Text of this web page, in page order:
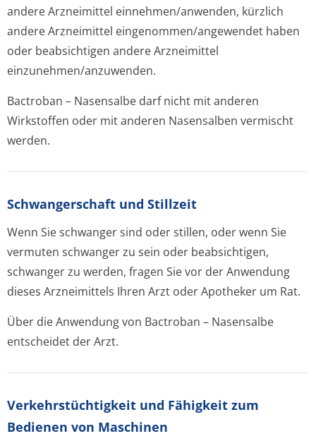
andere Arzneimittel einnehmen/anwenden, kürzlich
andere Arzneimittel eingenommen/an­gewendet haben
oder beabsichtigen andere Arzneimittel
einzunehmen/an­zuwenden.
Bactroban – Nasensalbe darf nicht mit anderen
Wirkstoffen oder mit anderen Nasensalben vermischt
werden.
Schwangerschaft und Stillzeit
Wenn Sie schwanger sind oder stillen, oder wenn Sie
vermuten schwanger zu sein oder beabsichtigen,
schwanger zu werden, fragen Sie vor der Anwendung
dieses Arzneimittels Ihren Arzt oder Apotheker um Rat.
Über die Anwendung von Bactroban – Nasensalbe
entscheidet der Arzt.
Verkehrstüchtig­keit und Fähigkeit zum
Bedienen von Maschinen